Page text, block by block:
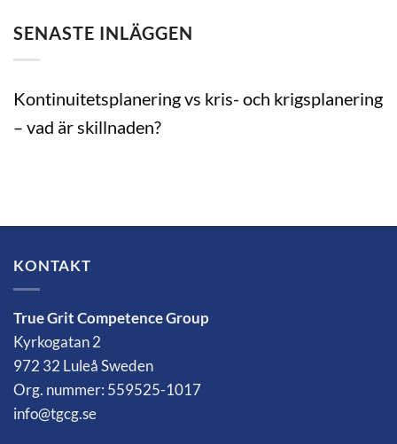
SENASTE INLÄGGEN
Kontinuitetsplanering vs kris- och krigsplanering
– vad är skillnaden?
KONTAKT
True Grit Competence Group
Kyrkogatan 2
972 32 Luleå Sweden
Org. nummer: 559525-1017
info@tgcg.se